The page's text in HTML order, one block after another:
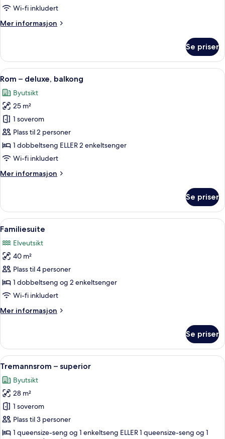
Wi-fi inkludert
Mer informasjon
Mer
–
superior
Se priser
Åpne
alle
bildene
av
Rom
–
deluxe,
balkong
Rom – deluxe, balkong |
10
Rom – deluxe, balkong
Byutsikt
25 m²
1 soverom
Plass til 2 personer
1 dobbeltseng ELLER 2 enkeltsenger
Wi-fi inkludert
Mer informasjon
Mer
–
deluxe,
balkong
Se priser
Åpne
alle
bildene
av
Familiesuite
Familiesuite | Oppholdsområde |
10
Familiesuite
Elveutsikt
40 m²
Plass til 4 personer
1 dobbeltseng og 2 enkeltsenger
Wi-fi inkludert
Mer informasjon
Mer
Se priser
Åpne
alle
bildene
av
Tremannsrom
–
superior
Allergitestet sengetøy, minibar, safe
4
Tremannsrom – superior
Byutsikt
28 m²
1 soverom
Plass til 3 personer
1 queensize-seng og 1 enkeltseng ELLER 1 queensize-seng og 1